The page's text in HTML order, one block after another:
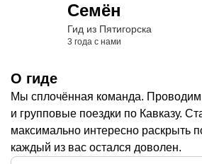
Семён
Гид из Пятигорска
3 года с нами
О гиде
Мы сплочённая команда.
и групповые поездки по Кавказу.
максимально интересно раскрыть
каждый из вас остался доволен.